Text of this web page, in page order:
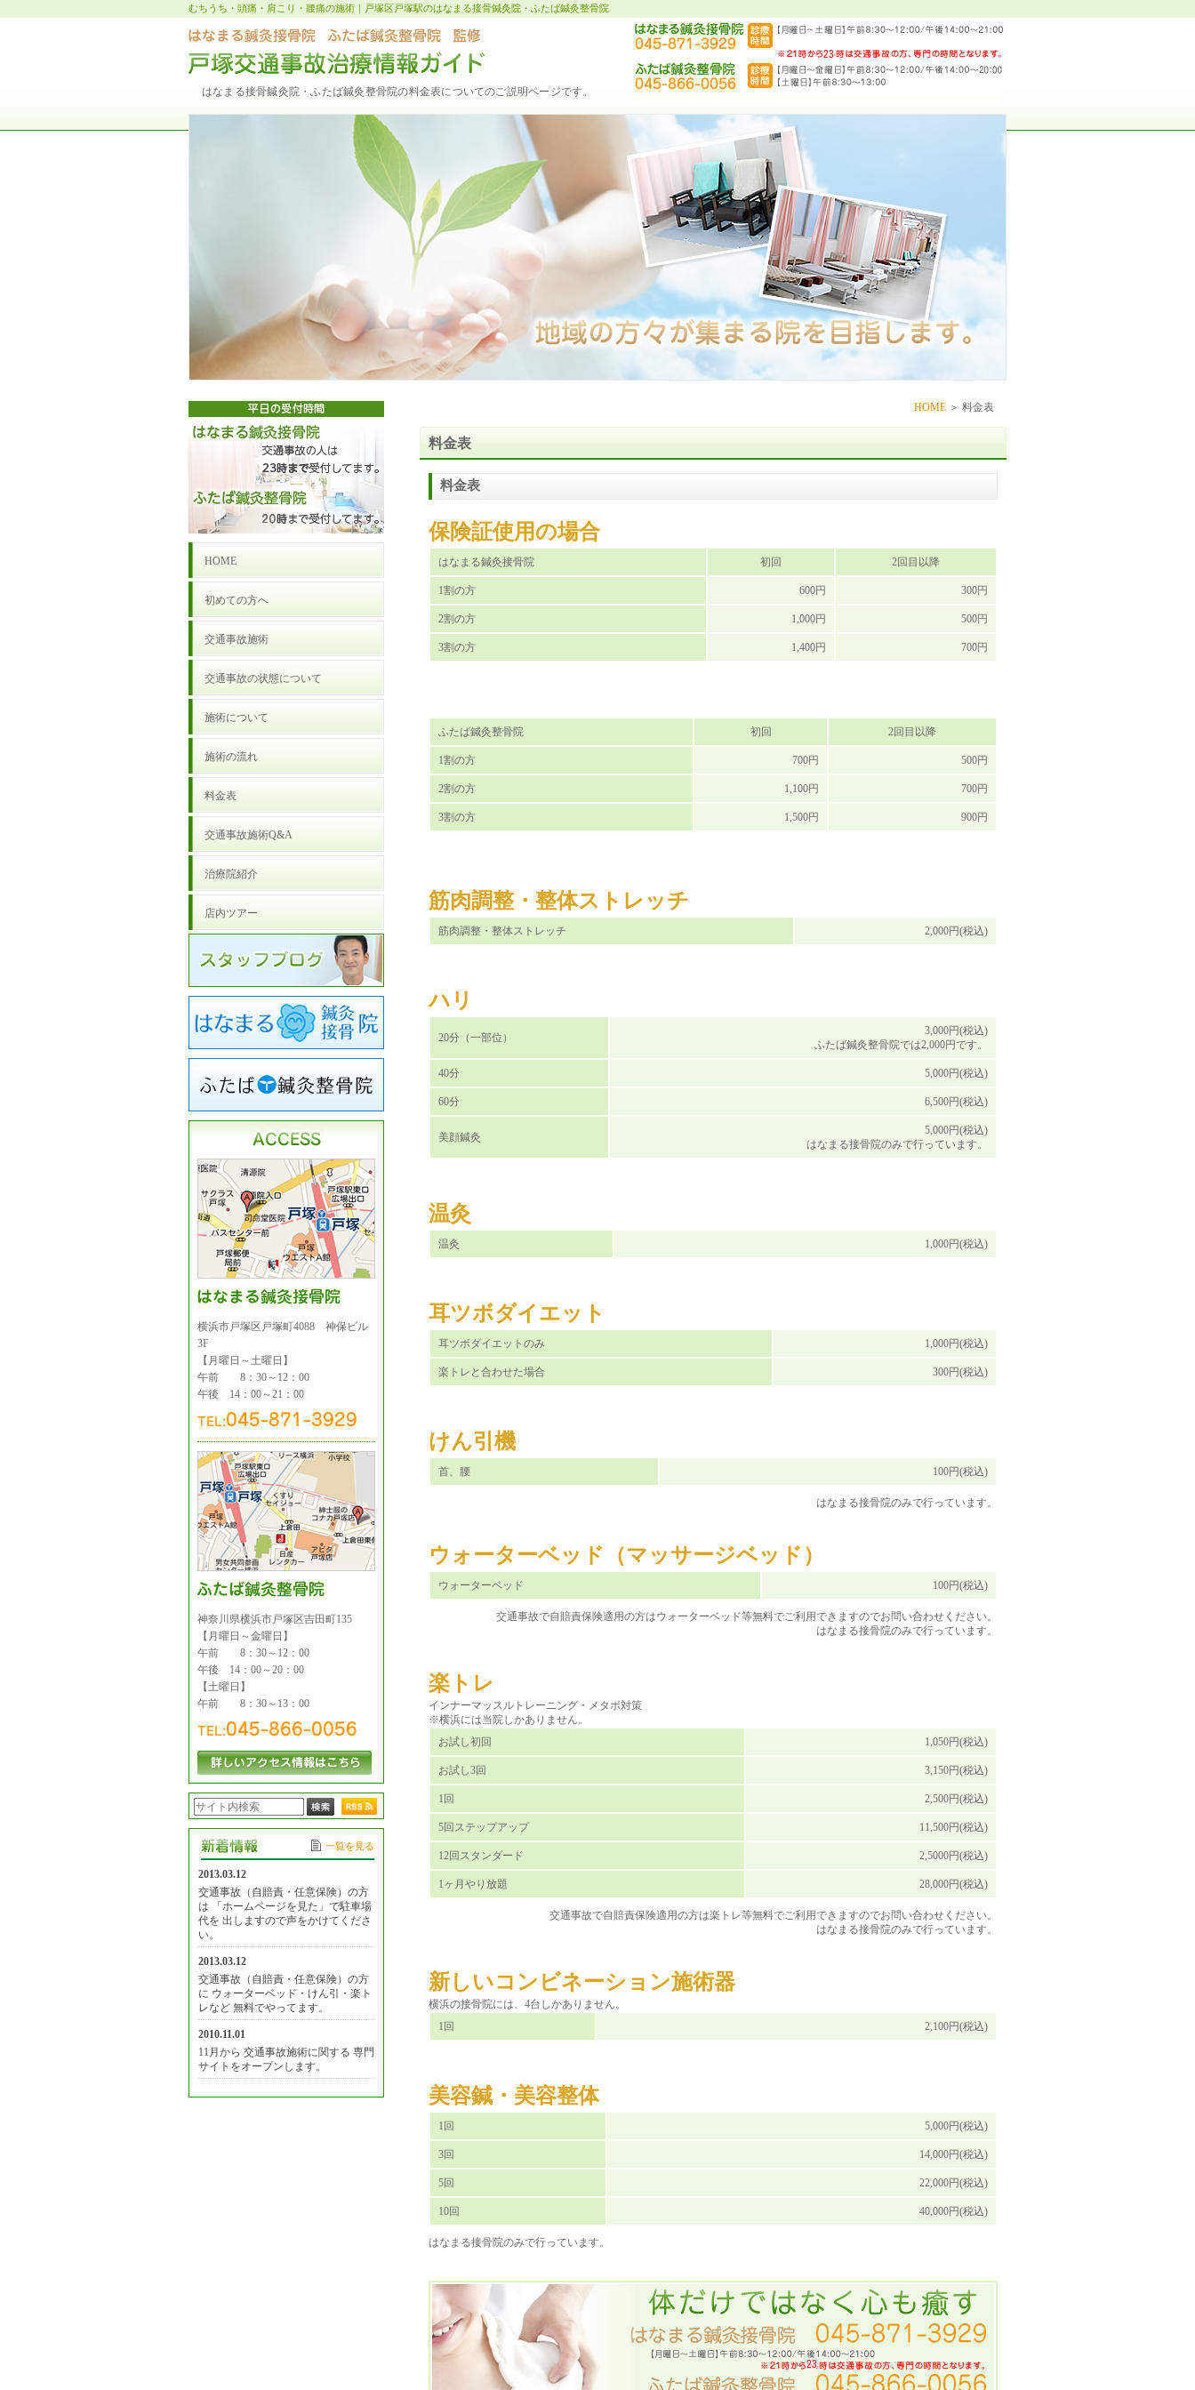
むちうち・頭痛・肩こり・腰痛の施術｜戸塚区戸塚駅のはなまる接骨鍼灸院・ふたば鍼灸整骨院
はなまる接骨鍼灸院・ふたば鍼灸整骨院の料金表についてのご説明ページです。
HOME ＞ 料金表
料金表
料金表
保険証使用の場合
はなまる鍼灸接骨院 初回 2回目以降
1割の方 600円 300円
2割の方 1,000円 500円
3割の方 1,400円 700円
ふたば鍼灸整骨院 初回 2回目以降
1割の方 700円 500円
2割の方 1,100円 700円
3割の方 1,500円 900円
筋肉調整・整体ストレッチ
筋肉調整・整体ストレッチ 2,000円(税込)
ハリ
20分（一部位）
3,000円(税込)
ふたば鍼灸整骨院では2,000円です。
40分 5,000円(税込)
60分 6,500円(税込)
美顔鍼灸
5,000円(税込)
はなまる接骨院のみで行っています。
温灸
温灸 1,000円(税込)
耳ツボダイエット
耳ツボダイエットのみ 1,000円(税込)
楽トレと合わせた場合 300円(税込)
けん引機
首、腰 100円(税込)
はなまる接骨院のみで行っています。
ウォーターベッド（マッサージベッド）
ウォーターベッド 100円(税込)
交通事故で自賠責保険適用の方はウォーターベッド等無料でご利用できますのでお問い合わせください。
はなまる接骨院のみで行っています。
楽トレ
インナーマッスルトレーニング・メタボ対策
※横浜には当院しかありません。
お試し初回
1,050円(税込)
お試し3回 3,150円(税込)
1回 2,500円(税込)
5回ステップアップ 11,500円(税込)
12回スタンダード 2,5000円(税込)
1ヶ月やり放題 28,000円(税込)
交通事故で自賠責保険適用の方は楽トレ等無料でご利用できますのでお問い合わせください。
はなまる接骨院のみで行っています。
新しいコンビネーション施術器
横浜の接骨院には、4台しかありません。
1回
2,100円(税込)
美容鍼・美容整体
1回 5,000円(税込)
3回 14,000円(税込)
5回 22,000円(税込)
10回 40,000円(税込)
はなまる接骨院のみで行っています。
HOME
初めての方へ
交通事故施術
交通事故の状態について
施術について
施術の流れ
料金表
交通事故施術Q&A
治療院紹介
店内ツアー
横浜市戸塚区戸塚町4088 神保ビル
3F
【月曜日～土曜日】
午前 8：30～12：00
午後 14：00～21：00
神奈川県横浜市戸塚区吉田町135
【月曜日～金曜日】
午前 8：30～12：00
午後 14：00～20：00
【土曜日】
午前 8：30～13：00
一覧を見る
2013.03.12
交通事故（自賠責・任意保険）の方
は 「ホームページを見た」で駐車場
代を 出しますので声をかけてくださ
い。
2013.03.12
交通事故（自賠責・任意保険）の方
に ウォーターベッド・けん引・楽ト
レなど 無料でやってます。
2010.11.01
11月から 交通事故施術に関する 専門
サイトをオープンします。